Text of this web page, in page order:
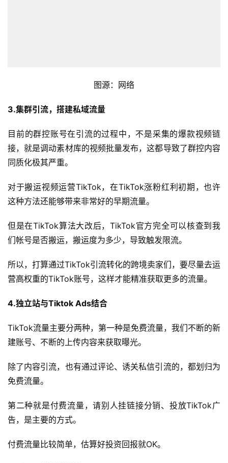
境
科
社
营
销
跨
境
航
图源：网络
3.集群引流，搭建私域流量
目前的群控账号在引流的过程中，不是采集的爆款视频链
接，就是调动素材库的视频批量发布，这都导致了群控内容
同质化极其严重。
对于搬运视频运营TikTok，在TikTok涨粉红利初期，也许
这种方法还能够带来非常好的早期流量。
但是在TikTok算法大改后，TikTok官方完全可以核查到我
们帐号是否搬运，搬运度为多少，导致触发限流。
所以，打算通过TikTok引流转化的跨境卖家们，要尽量去运
营高权重的TikTok账号，这样才能精准获取更多的流量。
4.独立站与Tiktok Ads结合
TikTok流量主要分两种，第一种是免费流量，我们不断的新
建账号、不断的上传内容来获取曝光。
除了内容引流，也有通过评论、诱关私信引流的，都划归为
免费流量。
第二种就是付费流量，请别人挂链接分销、投放TikTok广
告，是主要的方式。
付费流量比较简单，估算好投资回报就OK。